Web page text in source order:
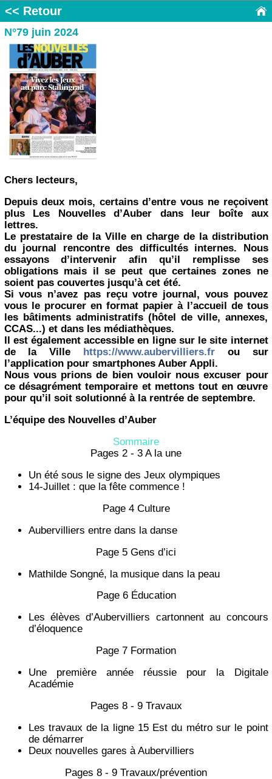
<< Retour
N°79 juin 2024
Chers lecteurs,
Depuis deux mois, certains d’entre vous ne reçoivent
plus Les Nouvelles d’Auber dans leur boîte aux
lettres.
Le prestataire de la Ville en charge de la distribution
du journal rencontre des difficultés internes. Nous
essayons d’intervenir afin qu’il remplisse ses
obligations mais il se peut que certaines zones ne
soient pas couvertes jusqu’à cet été.
Si vous n’avez pas reçu votre journal, vous pouvez
vous le procurer en format papier à l’accueil de tous
les bâtiments administratifs (hôtel de ville, annexes,
CCAS...) et dans les médiathèques.
Il est également accessible en ligne sur le site internet
de la Ville
https://www.aubervilliers.frou sur
l’application pour smartphones Auber Appli.
Nous vous prions de bien vouloir nous excuser pour
ce désagrément temporaire et mettons tout en œuvre
pour qu’il soit solutionné à la rentrée de septembre.
L’équipe des Nouvelles d’Auber
Sommaire
Pages 2 - 3 A la une
Un été sous le signe des Jeux olympiques
14-Juillet : que la fête commence !
Page 4 Culture
Aubervilliers entre dans la danse
Page 5 Gens d’ici
Mathilde Songné, la musique dans la peau
Page 6 Éducation
Les élèves d’Aubervilliers cartonnent au concours
d’éloquence
Page 7 Formation
Une première année réussie pour la Digitale
Académie
Pages 8 - 9 Travaux
Les travaux de la ligne 15 Est du métro sur le point
de démarrer
Deux nouvelles gares à Aubervilliers
Pages 8 - 9 Travaux/prévention